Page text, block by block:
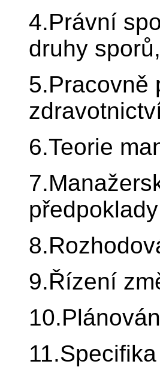
4.Právní
druhy
5.Pracovně
6.Teorie
9.Řízení